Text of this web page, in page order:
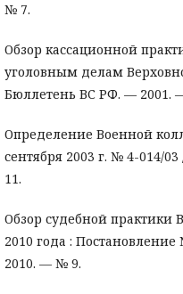
№ 7.
Обзор кассационной
уголовным делам
Бюллетень ВС РФ. — 2001.
Определение Военной
сентября 2003 г. № 4-014/
11.
Обзор судебной практики
2010 года :
2010. — № 9.